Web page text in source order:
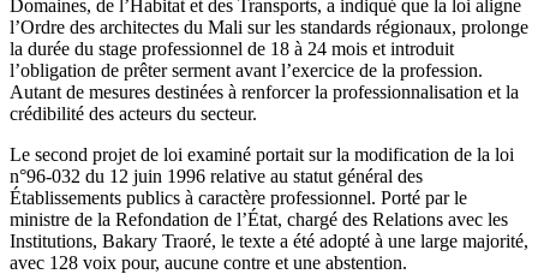
Domaines, de l’Habitat et des Transports, a indiqué que la loi aligne
l’Ordre des architectes du Mali sur les standards régionaux, prolonge
la durée du stage professionnel de 18 à 24 mois et introduit
l’obligation de prêter serment avant l’exercice de la profession.
Autant de mesures destinées à renforcer la professionnalisation et la
crédibilité des acteurs du secteur.
Le second projet de loi examiné portait sur la modification de la loi
n°96-032 du 12 juin 1996 relative au statut général des
Établissements publics à caractère professionnel. Porté par le
ministre de la Refondation de l’État, chargé des Relations avec les
Institutions, Bakary Traoré, le texte a été adopté à une large majorité,
avec 128 voix pour, aucune contre et une abstention.